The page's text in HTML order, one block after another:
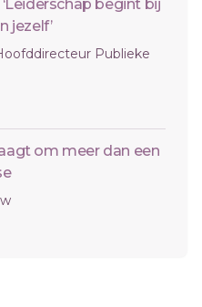
begint bij
jezelf’
Publieke
om meer dan een